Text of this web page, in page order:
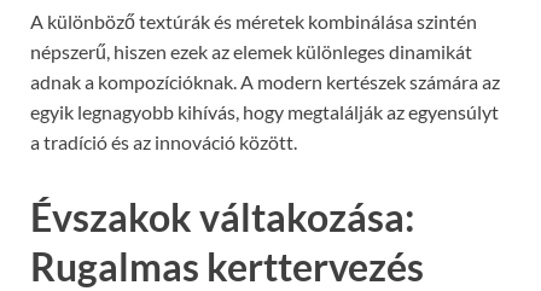
A különböző textúrák és méretek kombinálása szintén
népszerű, hiszen ezek az elemek különleges dinamikát
adnak a kompozícióknak. A modern kertészek számára az
egyik legnagyobb kihívás, hogy megtalálják az egyensúlyt
a tradíció és az innováció között.
Évszakok váltakozása:
Rugalmas kerttervezés